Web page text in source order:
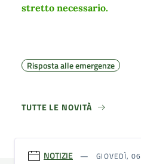
stretto necessario.
Risposta alle emergenze
TUTTE LE NOVITÀ
NOTIZIE
GIOVEDÌ, 06